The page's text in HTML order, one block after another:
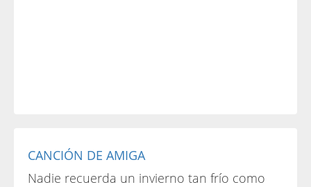
CANCIÓN DE AMIGA
Nadie recuerda un invierno tan frío como